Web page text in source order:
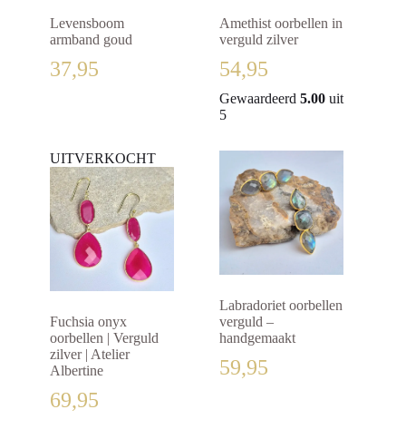
Levensboom
armband goud
37,95
Amethist oorbellen in
verguld zilver
54,95
Gewaardeerd5.00 uit
5
UITVERKOCHT
Fuchsia onyx
oorbellen | Verguld
zilver | Atelier
Albertine
69,95
Labradoriet oorbellen
verguld –
handgemaakt
59,95